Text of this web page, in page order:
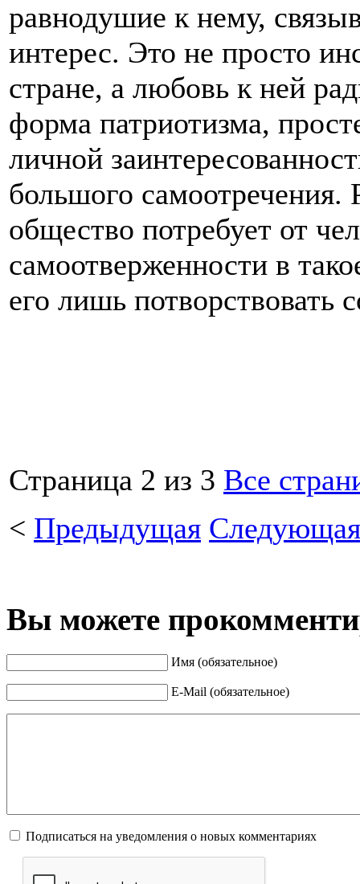
равнодушие к нему,
интерес. Это не просто
стране, а любовь к ней
форма патриотизма,
личной
большого самоотречения.
общество потребует от
самоотверженности в
его лишь потворствовать
Страница 2 из 3 Все
< Предыдущая Следующая
Вы можете
Имя (обязательное)
E-Mail (обязательное)
Подписаться на уведомления о новых комментариях